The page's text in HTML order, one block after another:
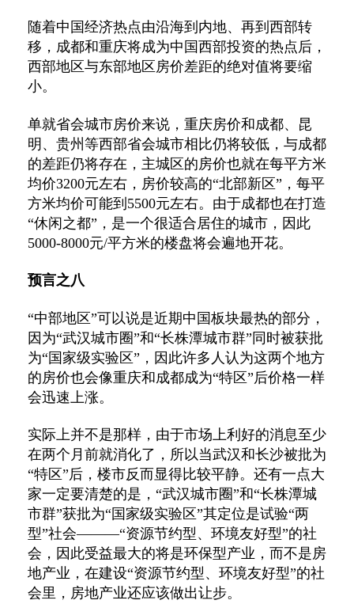
随着中国经济热点由沿海到内地、再到西部转
移，成都和重庆将成为中国西部投资的热点后，
西部地区与东部地区房价差距的绝对值将要缩
小。
单就省会城市房价来说，重庆房价和成都、昆
明、贵州等西部省会城市相比仍将较低，与成都
的差距仍将存在，主城区的房价也就在每平方米
均价3200元左右，房价较高的“北部新区”，每平
方米均价可能到5500元左右。由于成都也在打造
“休闲之都”，是一个很适合居住的城市，因此
5000-8000元/平方米的楼盘将会遍地开花。
预言之八
“中部地区”可以说是近期中国板块最热的部分，
因为“武汉城市圈”和“长株潭城市群”同时被获批
为“国家级实验区”，因此许多人认为这两个地方
的房价也会像重庆和成都成为“特区”后价格一样
会迅速上涨。
实际上并不是那样，由于市场上利好的消息至少
在两个月前就消化了，所以当武汉和长沙被批为
“特区”后，楼市反而显得比较平静。还有一点大
家一定要清楚的是，“武汉城市圈”和“长株潭城
市群”获批为“国家级实验区”其定位是试验“两
型”社会———“资源节约型、环境友好型”的社
会，因此受益最大的将是环保型产业，而不是房
地产业，在建设“资源节约型、环境友好型”的社
会里，房地产业还应该做出让步。